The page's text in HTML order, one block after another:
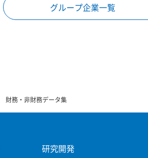
グループ企業一覧
財務・非財務データ集
研究開発